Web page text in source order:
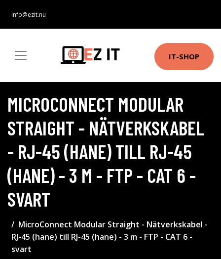
info@ezit.nu
IT-SHOP
MICROCONNECT MODULAR
STRAIGHT - NÄTVERKSKABEL
- RJ-45 (HANE) TILL RJ-45
(HANE) - 3 M - FTP - CAT 6 -
SVART
MicroConnect Modular Straight - Nätverkskabel -
RJ-45 (hane) till RJ-45 (hane) - 3 m - FTP - CAT 6 -
svart